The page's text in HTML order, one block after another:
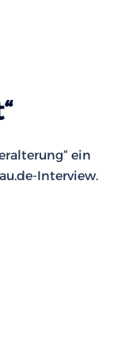
ein
Interview.